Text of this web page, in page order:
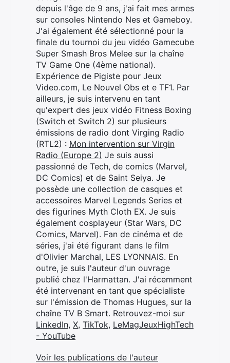
depuis l'âge de 9 ans, j'ai fait mes armes
sur consoles Nintendo Nes et Gameboy.
J'ai également été sélectionné pour la
finale du tournoi du jeu vidéo Gamecube
Super Smash Bros Melee sur la chaîne
TV Game One (4ème national).
Expérience de Pigiste pour Jeux
Video.com, Le Nouvel Obs et e TF1. Par
ailleurs, je suis intervenu en tant
qu'expert des jeux vidéo Fitness Boxing
(Switch et Switch 2) sur plusieurs
émissions de radio dont Virging Radio
(RTL2) : Mon intervention sur Virgin
Radio (Europe 2) Je suis aussi
passionné de Tech, de comics (Marvel,
DC Comics) et de Saint Seiya. Je
possède une collection de casques et
accessoires Marvel Legends Series et
des figurines Myth Cloth EX. Je suis
également cosplayeur (Star Wars, DC
Comics, Marvel). Fan de cinéma et de
séries, j'ai été figurant dans le film
d'Olivier Marchal, LES LYONNAIS. En
outre, je suis l'auteur d'un ouvrage
publié chez l'Harmattan. J'ai récemment
été intervenant en tant que spécialiste
sur l'émission de Thomas Hugues, sur la
chaîne TV B Smart. Retrouvez-moi sur
LinkedIn, X, TikTok, LeMagJeuxHighTech
- YouTube
Voir les publications de l'auteur
Rechercher
: